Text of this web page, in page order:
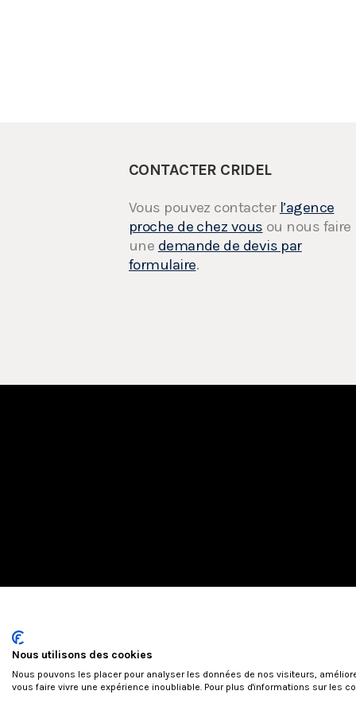
CONTACTER CRIDEL
Vous pouvez contacter l’agence
proche de chez vous ou nous faire
une demande de devis par
formulaire.
Nous utilisons des cookies
Nous pouvons les placer pour analyser les données de nos visiteurs,
vous faire vivre une expérience inoubliable. Pour plus d'informations sur les